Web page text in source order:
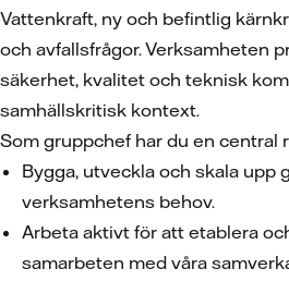
Vattenkraft, ny och befintlig
och avfallsfrågor. Verksamheten
säkerhet, kvalitet och teknisk
samhällskritisk kontext.
Som gruppchef har du en central
Bygga, utveckla och skala upp
verksamhetens behov.
Arbeta aktivt för att etablera
samarbeten med våra